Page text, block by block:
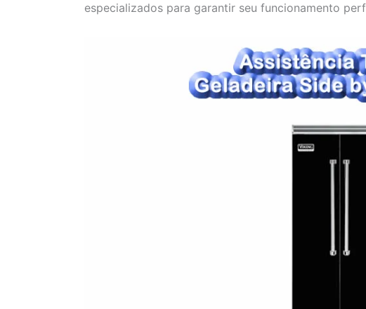
especializados para garantir seu funcionamento